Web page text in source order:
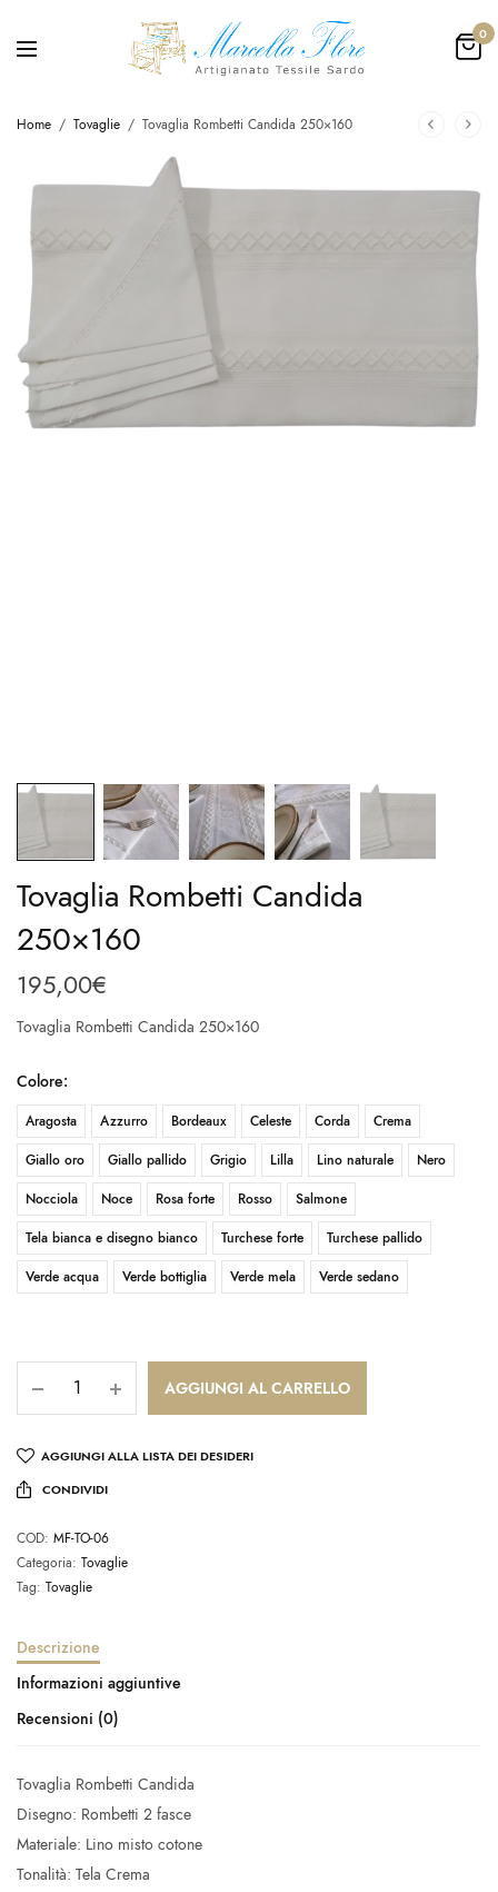
0
Home / Tovaglie / Tovaglia Rombetti Candida 250×160
Tovaglia Rombetti Candida
250×160
195,00€
Tovaglia Rombetti Candida 250×160
Colore:
Aragosta Azzurro Bordeaux Celeste Corda
Crema
Giallo oro
Giallo pallido Grigio Lilla Lino naturale
Nero
Nocciola
Noce Rosa forte Rosso
Salmone
Tela bianca e disegno bianco
Turchese forte
Turchese pallido
Verde acqua
Verde bottiglia Verde mela Verde sedano
AGGIUNGI AL CARRELLO
AGGIUNGI ALLA LISTA DEI DESIDERI
CONDIVIDI
COD: MF-TO-06
Categoria: Tovaglie
Tag: Tovaglie
Descrizione
Informazioni aggiuntive
Recensioni (0)
Tovaglia Rombetti Candida
Disegno: Rombetti 2 fasce
Materiale: Lino misto cotone
Tonalità: Tela Crema